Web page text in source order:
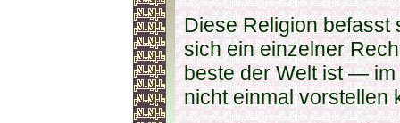
Diese Religion befasst
sich ein einzelner
beste der Welt ist —
nicht einmal vorstellen